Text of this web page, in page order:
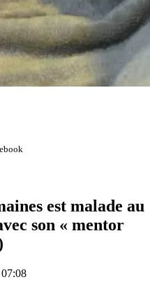
est malade au
son « mentor